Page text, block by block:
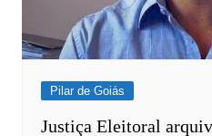
Pilar de Goiás
Justiça Eleitoral